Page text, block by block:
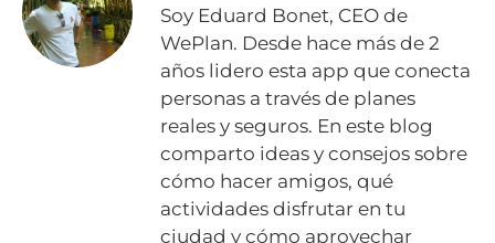
Soy Eduard Bonet, CEO de
WePlan. Desde hace más de 2
años lidero esta app que conecta
personas a través de planes
reales y seguros. En este blog
comparto ideas y consejos sobre
cómo hacer amigos, qué
actividades disfrutar en tu
ciudad y cómo aprovechar